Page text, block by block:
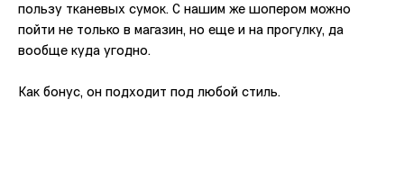
пользу тканевых сумок. С нашим же шопером можно
пойти не только в магазин, но еще и на прогулку, да
вообще куда угодно.
Как бонус, он подходит под любой стиль.